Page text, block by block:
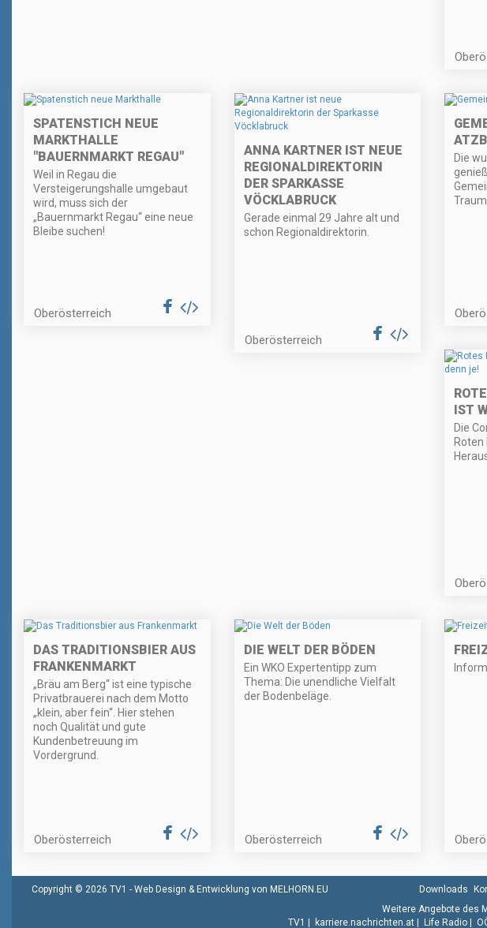
SPATENSTICH NEUE
MARKTHALLE
"BAUERNMARKT REGAU"
Weil in Regau die
Versteigerungshalle umgebaut
wird, muss sich der
„Bauernmarkt Regau“ eine neue
Bleibe suchen!
Oberösterreich
ANNA KARTNER IST NEUE
REGIONALDIREKTORIN
DER SPARKASSE
VÖCKLABRUCK
Gerade einmal 29 Jahre alt und
schon Regionaldirektorin.
Oberösterreich
Die
IST
Die
Roten
DAS TRADITIONSBIER AUS
FRANKENMARKT
„Bräu am Berg“ ist eine typische
Privatbrauerei nach dem Motto
„klein, aber fein“. Hier stehen
noch Qualität und gute
Kundenbetreuung im
Vordergrund.
Oberösterreich
DIE WELT DER BÖDEN
Ein WKO Expertentipp zum
Thema: Die unendliche Vielfalt
der Bodenbeläge.
Oberösterreich
Copyright © 2026 TV1 - Web Design & Entwicklung von MELHORN.EU Downloads
Weitere Angebote des
TV1
karriere.nachrichten.at Life Radio